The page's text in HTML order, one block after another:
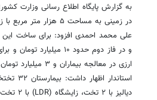
به گزارش پایگاه اطلاع رسانی وزارت
در زمینی به مساحت ۵ هزار متر مربع با زیربنای ۳ هزار و ۷۰۰ متر مربع در ۲ طبقه احداث شده است.
ارزی در معالجه بیماران و ۳ میلیارد تومان توسط دانشگاه علوم پزشکی یاسوج، هزینه شده است.
دیالیز با ۲ تخت، زایشگاه (LDR) با ۲ تخت، بخش ویژه با ۴ تخت و اتاق عمل جراحی با ۲ تخت است.